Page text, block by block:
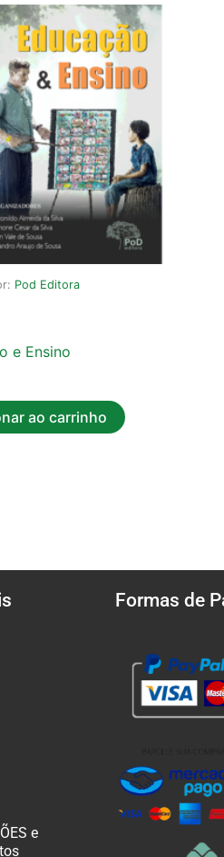
Pod Editora
e Ensino
ao carrinho
e
Formas de